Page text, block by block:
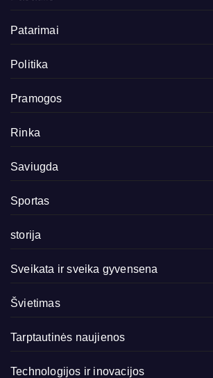
Patarimai
Politika
Pramogos
Rinka
Saviugda
Sportas
storija
Sveikata ir sveika gyvensena
Švietimas
Tarptautinės naujienos
Technologijos ir inovacijos